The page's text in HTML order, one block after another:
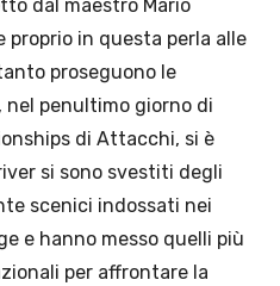
dal maestro Mario
proprio in questa perla alle
proseguono le
penultimo giorno di
di Attacchi, si è
si sono svestiti degli
scenici indossati nei
e hanno messo quelli più
per affrontare la